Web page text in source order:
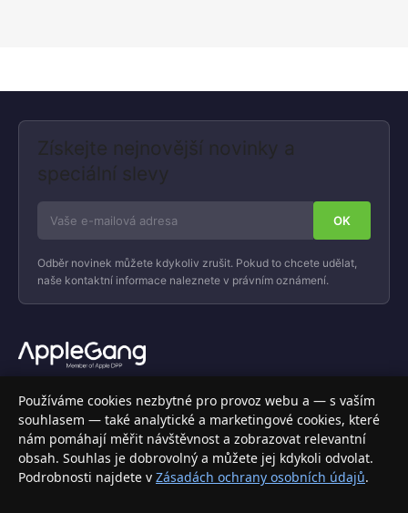
Získejte nejnovější novinky a
speciální slevy
Odběr novinek můžete kdykoliv zrušit. Pokud to chcete udělat,
naše kontaktní informace naleznete v právním oznámení.
Váš specializovaný obchod s Apple produkty, příslušenstvím a
elektronikou. Nakupujte bezpečně a s jistotou.
INFORMACE
Doprava a doručení
Používáme cookies nezbytné pro provoz webu a — s vaším
souhlasem — také analytické a marketingové cookies, které
nám pomáhají měřit návštěvnost a zobrazovat relevantní
obsah. Souhlas je dobrovolný a můžete jej kdykoli odvolat.
Podrobnosti najdete v Zásadách ochrany osobních údajů.